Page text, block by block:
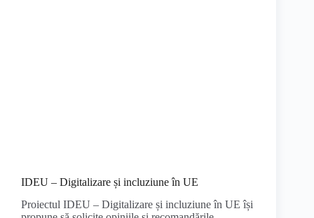
IDEU – Digitalizare și incluziune în UE
Proiectul IDEU – Digitalizare și incluziune în UE își